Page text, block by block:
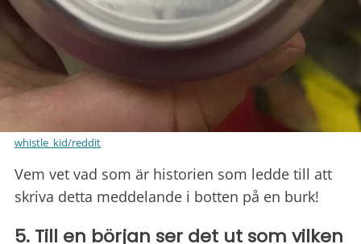
whistle_kid/reddit
Vem vet vad som är historien som ledde till att
skriva detta meddelande i botten på en burk!
5. Till en början ser det ut som vilken